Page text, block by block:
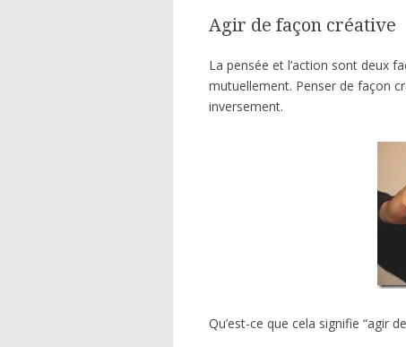
Agir de façon créative
La pensée et l’action sont deux
mutuellement. Penser de façon
inversement.
Qu’est-ce que cela signifie “agir